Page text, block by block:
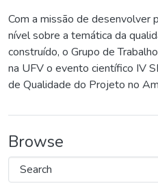
Com a missão de desenvolver
nível sobre a temática da
construído, o Grupo de
na UFV o evento científico IV
de Qualidade do Projeto no
Browse